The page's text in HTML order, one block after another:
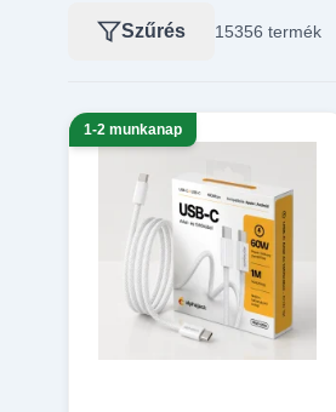
Vezeték nélküli töltő, QI
töltő
Szűrés 15356 termék
1-2 munkanap